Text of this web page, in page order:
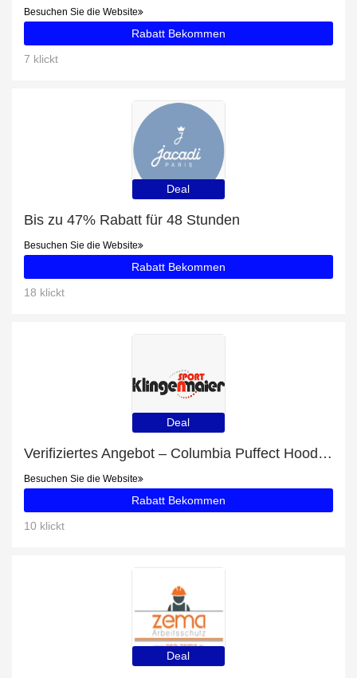
Besuchen Sie die Website
Rabatt Bekommen
7 klickt
Deal
Bis zu 47% Rabatt für 48 Stunden
Besuchen Sie die Website
Rabatt Bekommen
18 klickt
Deal
Verifiziertes Angebot – Columbia Puffect Hooded Jacket Herren Winterjacke grün schwarz mit Rabatten von bis zu 21%
Besuchen Sie die Website
Rabatt Bekommen
10 klickt
Deal